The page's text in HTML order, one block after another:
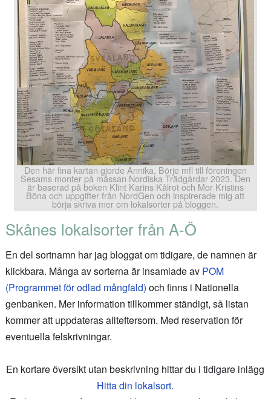
Den här fina kartan gjorde Annika, Börje mfl till föreningen
Sesams monter på mässan Nordiska Trädgårdar 2023. Den
är baserad på boken Klint Karins Kålrot och Mor Kristins
Böna och uppgifter från NordGen och inspirerade mig att
börja skriva mer om lokalsorter på bloggen.
Skånes lokalsorter från A-Ö
En del sortnamn har jag bloggat om tidigare, de namnen är
klickbara. Många av sorterna är insamlade av POM
(Programmet för odlad mångfald) och finns i Nationella
genbanken. Mer information tillkommer ständigt, så listan
kommer att uppdateras allteftersom. Med reservation för
eventuella felskrivningar.
En kortare översikt utan beskrivning hittar du i tidigare inlägg
Hitta din lokalsort.